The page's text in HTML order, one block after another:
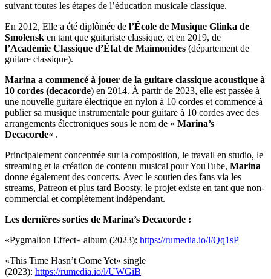
suivant toutes les étapes de l’éducation musicale classique.
En 2012, Elle a été diplômée de l’École de Musique Glinka de
Smolensk en tant que guitariste classique, et en 2019, de
l’Académie Classique d’État de Maimonides (département de
guitare classique).
Marina a commencé à jouer de la guitare classique acoustique à
10 cordes (decacorde) en 2014. À partir de 2023, elle est passée à
une nouvelle guitare électrique en nylon à 10 cordes et commence à
publier sa musique instrumentale pour guitare à 10 cordes avec des
arrangements électroniques sous le nom de « Marina’s
Decacorde« .
Principalement concentrée sur la composition, le travail en studio, le
streaming et la création de contenu musical pour YouTube, Marina
donne également des concerts. Avec le soutien des fans via les
streams, Patreon et plus tard Boosty, le projet existe en tant que non-
commercial et complètement indépendant.
Les dernières sorties de Marina’s Decacorde :
«Pygmalion Effect» album (2023): https://rumedia.io/l/Qq1sP
«This Time Hasn’t Come Yet» single
(2023): https://rumedia.io/l/UWGiB